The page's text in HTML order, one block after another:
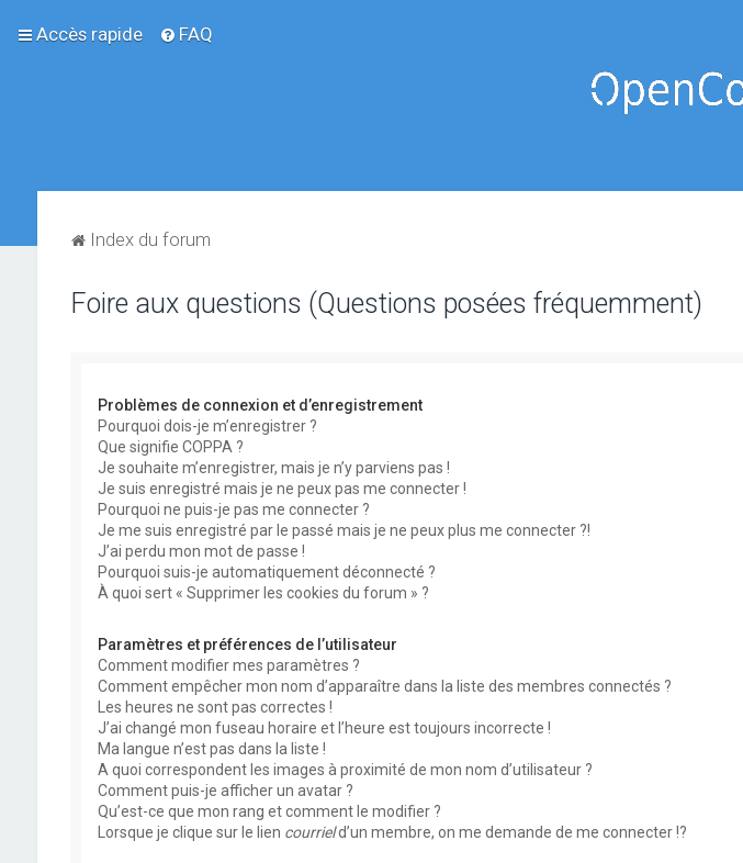
Accès rapide FAQ
Index du forum
Foire aux questions (Questions posées fréquemment)
Problèmes de connexion et d’enregistrement
Pourquoi dois-je m’enregistrer ?
Que signifie COPPA ?
Je souhaite m’enregistrer, mais je n’y parviens pas !
Je suis enregistré mais je ne peux pas me connecter !
Pourquoi ne puis-je pas me connecter ?
Je me suis enregistré par le passé mais je ne peux plus me connecter ?!
J’ai perdu mon mot de passe !
Pourquoi suis-je automatiquement déconnecté ?
À quoi sert « Supprimer les cookies du forum » ?
Paramètres et préférences de l’utilisateur
Comment modifier mes paramètres ?
Comment empêcher mon nom d’apparaître dans la liste des membres connectés ?
Les heures ne sont pas correctes !
J’ai changé mon fuseau horaire et l’heure est toujours incorrecte !
Ma langue n’est pas dans la liste !
A quoi correspondent les images à proximité de mon nom d’utilisateur ?
Comment puis-je afficher un avatar ?
Qu’est-ce que mon rang et comment le modifier ?
Lorsque je clique sur le lien courrield’un membre, on me demande de me connecter !?